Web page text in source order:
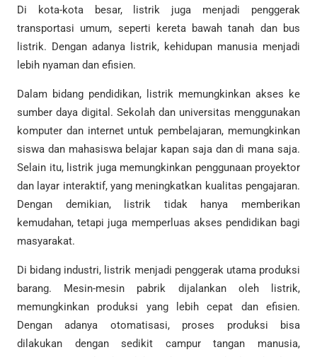
Di kota-kota besar, listrik juga menjadi penggerak
transportasi umum, seperti kereta bawah tanah dan bus
listrik. Dengan adanya listrik, kehidupan manusia menjadi
lebih nyaman dan efisien.
Dalam bidang pendidikan, listrik memungkinkan akses ke
sumber daya digital. Sekolah dan universitas menggunakan
komputer dan internet untuk pembelajaran, memungkinkan
siswa dan mahasiswa belajar kapan saja dan di mana saja.
Selain itu, listrik juga memungkinkan penggunaan proyektor
dan layar interaktif, yang meningkatkan kualitas pengajaran.
Dengan demikian, listrik tidak hanya memberikan
kemudahan, tetapi juga memperluas akses pendidikan bagi
masyarakat.
Di bidang industri, listrik menjadi penggerak utama produksi
barang. Mesin-mesin pabrik dijalankan oleh listrik,
memungkinkan produksi yang lebih cepat dan efisien.
Dengan adanya otomatisasi, proses produksi bisa
dilakukan dengan sedikit campur tangan manusia,